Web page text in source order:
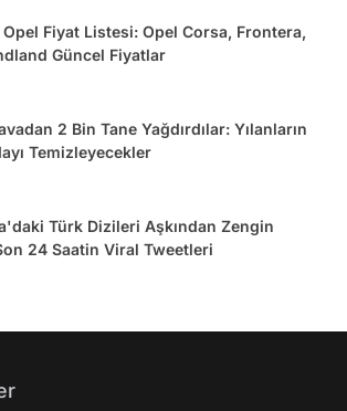
Fiyat Listesi: Opel Corsa, Frontera,
Güncel Fiyatlar
2 Bin Tane Yağdırdılar: Yılanların
Temizleyecekler
Türk Dizileri Aşkından Zengin
24 Saatin Viral Tweetleri